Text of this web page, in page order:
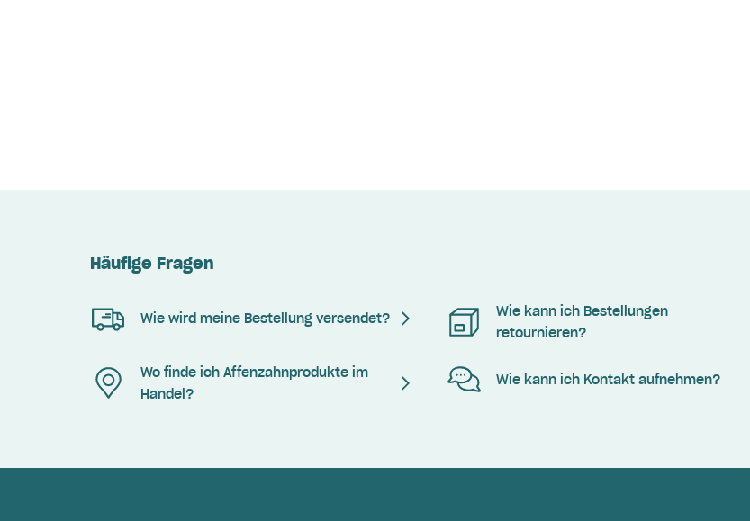
Häufige Fragen
Wie wird meine Bestellung versendet?
Wie kann ich Bestellungen
retournieren?
Wo finde ich Affenzahnprodukte im
Handel?
Wie kann ich Kontakt aufnehmen?